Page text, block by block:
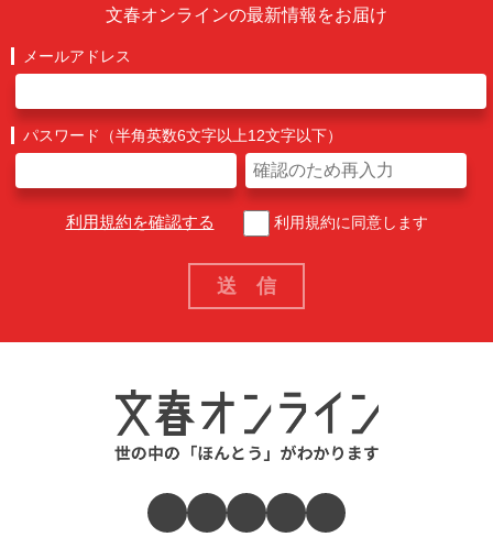
文春オンラインの最新情報をお届け
メールアドレス
パスワード（半角英数6文字以上12文字以下）
利用規約を確認する 利用規約に同意します